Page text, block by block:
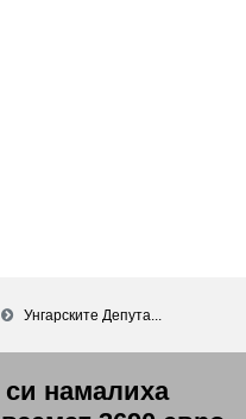
Унгарските Депута...
си намалиха